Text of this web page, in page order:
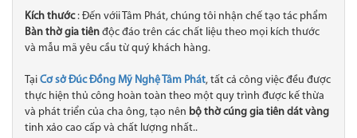
Kích thước: Đến vớii Tâm Phát, chúng tôi nhận chế tạo tác phẩm
Bàn thờ gia tiên độc đáo trên các chất liệu theo mọi kích thước
và mẫu mã yêu cầu từ quý khách hàng.
Tại Cơ sở Đúc Đồng Mỹ Nghệ Tâm Phát, tất cả công việc đều được
thực hiện thủ công hoàn toàn theo một quy trình được kế thừa
và phát triển của cha ông, tạo nên bộ thờ cúng gia tiên dát vàng
tinh xảo cao cấp và chất lượng nhất..